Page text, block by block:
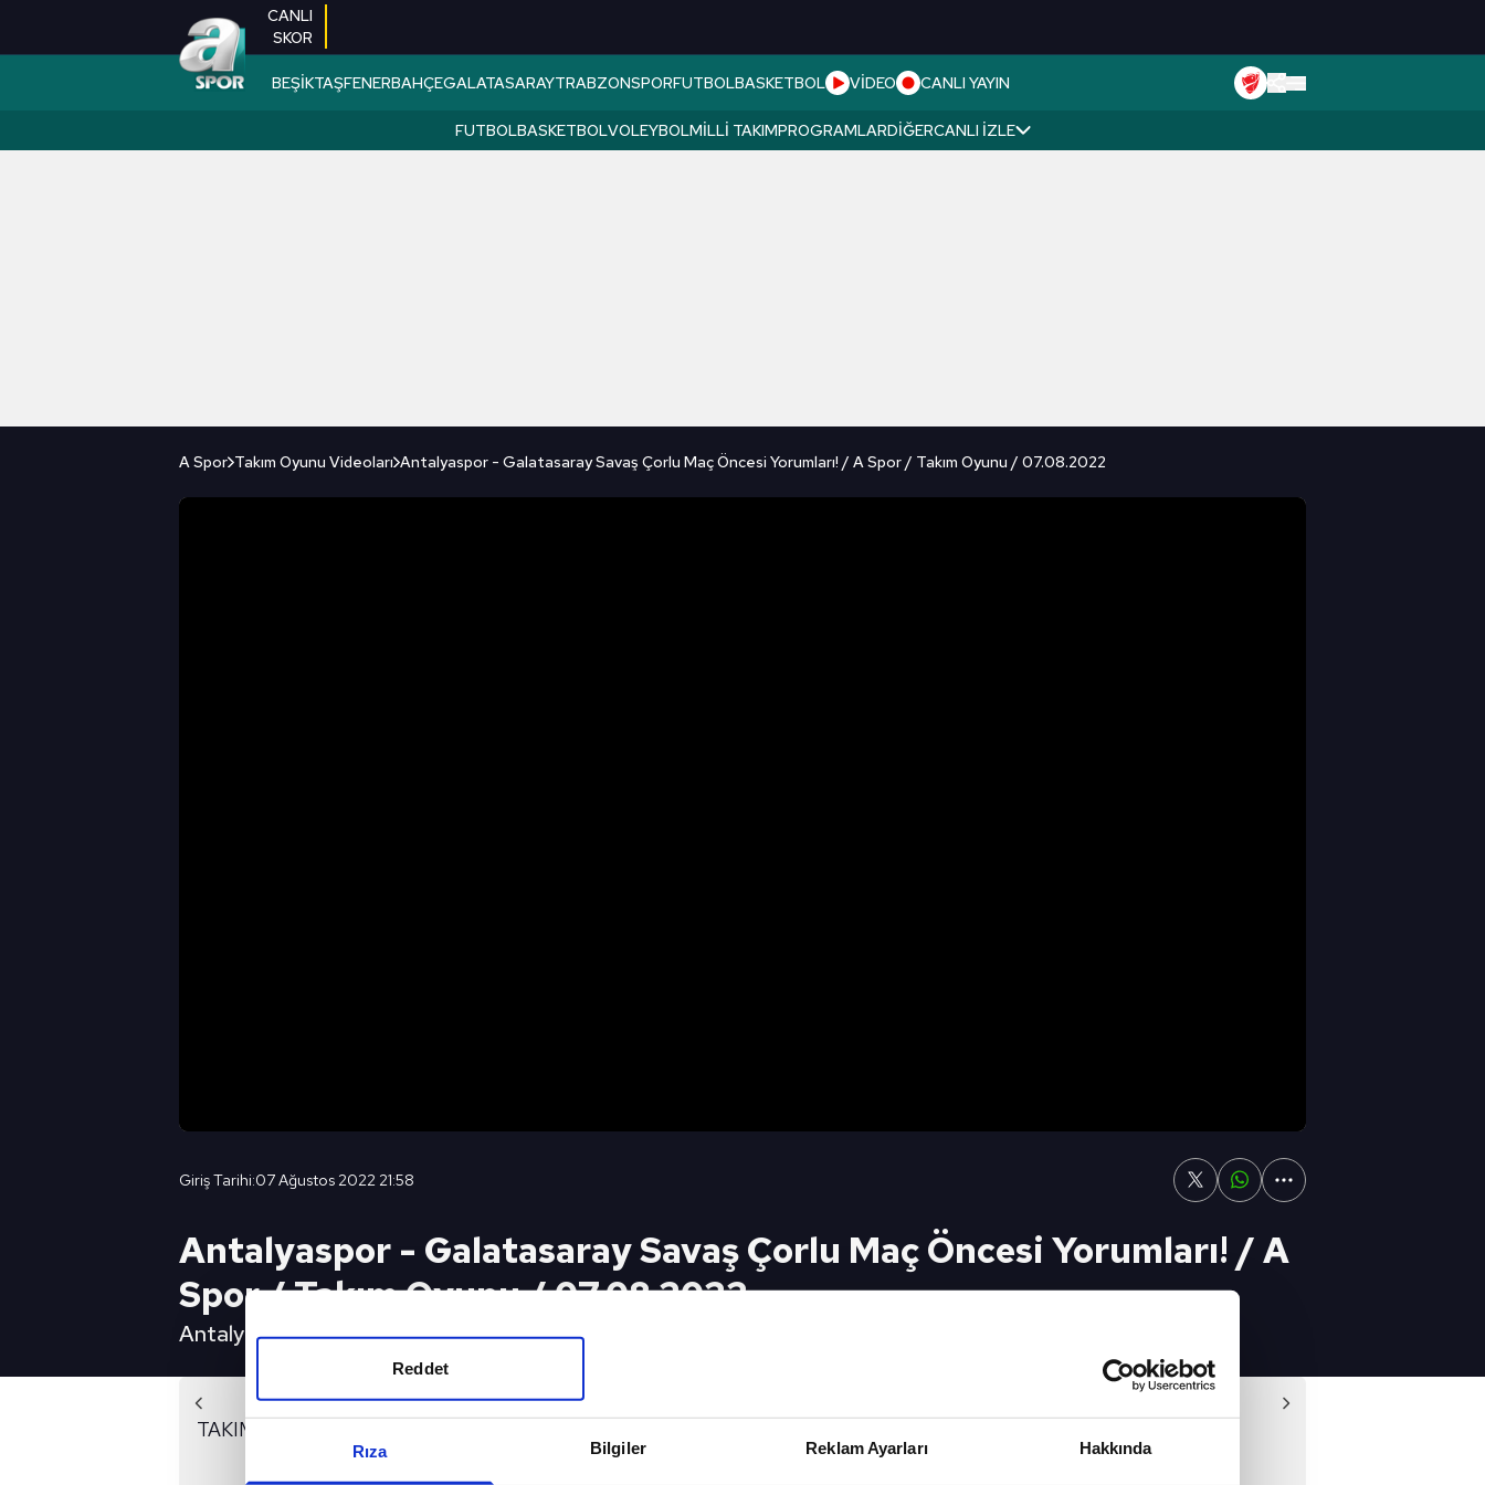
Rıza Bilgiler Reklam Ayarları Hakkında
Reddet
CANLI
SKOR
BEŞİKTAŞFENERBAHÇEGALATASARAYTRABZONSPORFUTBOLBASKETBOL VİDEO CANLI YAYIN
FUTBOLBASKETBOLVOLEYBOLMILLI TAKIMPROGRAMLARDIĞERCANLI İZLE
A Spor Takım Oyunu Videoları Antalyaspor - Galatasaray Savaş Çorlu Maç Öncesi Yorumları! / A Spor / Takım Oyunu / 07.08.2022
Giriş Tarihi:07 Ağustos 2022 21:58
Antalyaspor - Galatasaray Savaş Çorlu Maç Öncesi Yorumları! / A
Spor / Takım Oyunu / 07.08.2022
Antalyaspor - Galatasaray Savaş Çorlu Maç Öncesi Yorumları! / A Spor / Takım Oyunu / 07.08.2022
Önceki Video
TAKIM OYUNU FULL BÖLÜM - 15/02/2025